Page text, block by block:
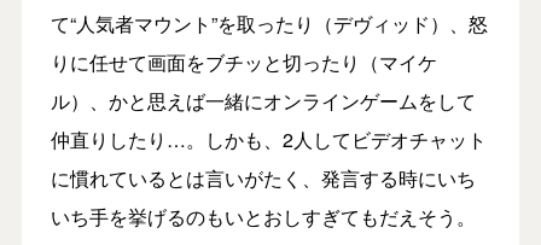
て“人気者マウント”を取ったり（デヴィッド）、怒
りに任せて画面をブチッと切ったり（マイケ
ル）、かと思えば一緒にオンラインゲームをして
仲直りしたり…。しかも、2人してビデオチャット
に慣れているとは言いがたく、発言する時にいち
いち手を挙げるのもいとおしすぎてもだえそう。